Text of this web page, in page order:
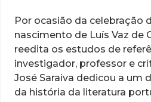
Por ocasião da celebração
nascimento de Luís Vaz de
reedita os estudos de
investigador, professor e
José Saraiva dedicou a um
da história da literatura